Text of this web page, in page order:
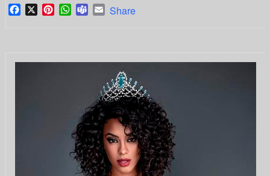
Facebook
X PinterestWhatsApp
TeamsEmail
Share